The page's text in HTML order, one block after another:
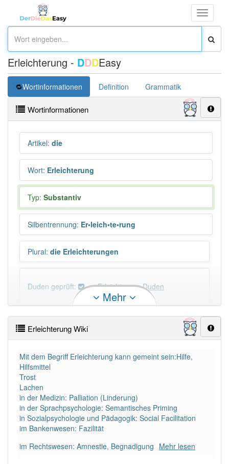
Toggle
Erleichterung - DDDEasy
Wortinformationen Definition Grammatik
Wortinformationen
Artikel: die
Wort: Erleichterung
Typ: Substantiv
Silbentrennung: Er•leich•te•rung
Plural: die Erleichterungen
Duden geprüft: Erleichterung Duden
×
Wörter, die mit "-ung" enden, haben fast immer
DER:
DIE:11 043
DAS:2Ausnahmen Beispiele
Mehr
Erleichterung Wiki
Mit dem Begriff Erleichterung kann gemeint sein:Hilfe,
Hilfsmittel
Trost
Lachen
in der Medizin: Palliation (Linderung)
in der Sprachpsychologie: Semantisches Priming
in Sozialpsychologie und Pädagogik: Social Facilitation
im Bankenwesen: Fazilität
im Rechtswesen: Amnestie, Begnadigung Mehr lesen